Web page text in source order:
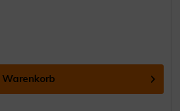
Warenkorb